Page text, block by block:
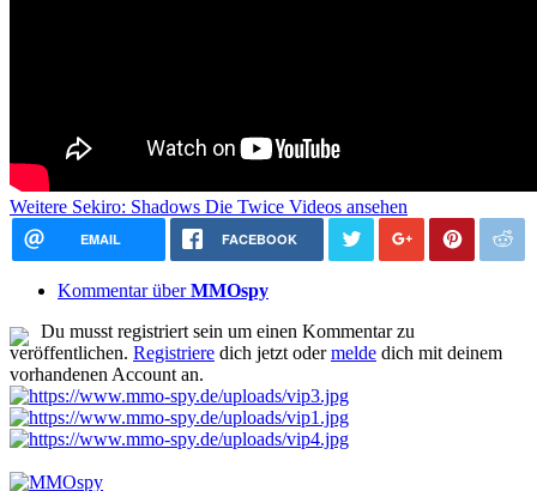
Weitere Sekiro: Shadows Die Twice Videos ansehen
EMAIL FACEBOOK
Kommentar überMMOspy
Du musst registriert sein um einen Kommentar zu
veröffentlichen. Registriere dich jetzt odermelde dich mit deinem
vorhandenen Account an.